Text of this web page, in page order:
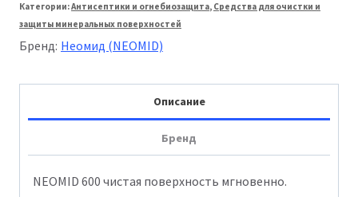
600
Уничтожитель
1кг
Категории:Антисептики и огнебиозащита, Средства для очистки и
защиты минеральных поверхностей
Бренд: Неомид (NEOMID)
Описание
Бренд
NEOMID 600 чистая поверхность мгновенно.